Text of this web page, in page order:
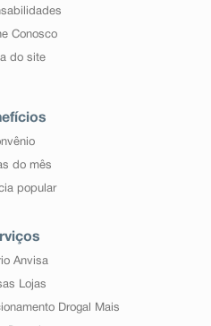
Conosco
do site
do mês
popular
Anvisa
Lojas
Drogal Mais